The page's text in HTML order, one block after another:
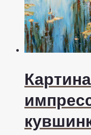
Картина